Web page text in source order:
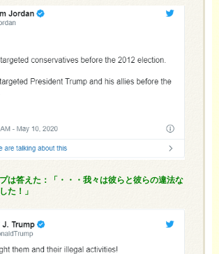
は答えた：「・・・我々は彼らと彼らの違法な
た！」